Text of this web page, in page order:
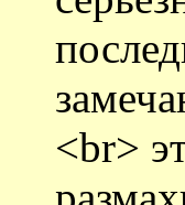
<br>